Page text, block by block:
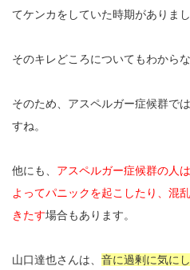
てケンカをしていた時期がありまし
そのキレどころについてもわから
そのため、アスペルガー症候群で
すね。
他にも、 アスペルガー症候群の人
よってパニックを起こしたり、混
きたす場合もあります。
山口達也さんは、 音に過剰に気に